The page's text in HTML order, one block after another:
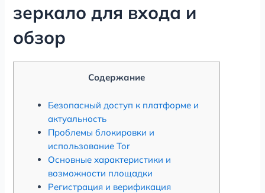
зеркало для входа и
обзор
Содержание
Безопасный доступ к платформе и
актуальность
Проблемы блокировки и
использование Tor
Основные характеристики и
возможности площадки
Регистрация и верификация